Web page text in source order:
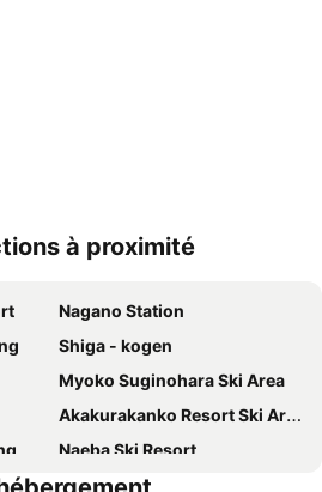
à proximité
Nagano Station
Shiga - kogen
Myoko Suginohara Ski Area
Akakurakanko Resort Ski Area
Naeba Ski Resort
Akakura Hot Spring Ski Area